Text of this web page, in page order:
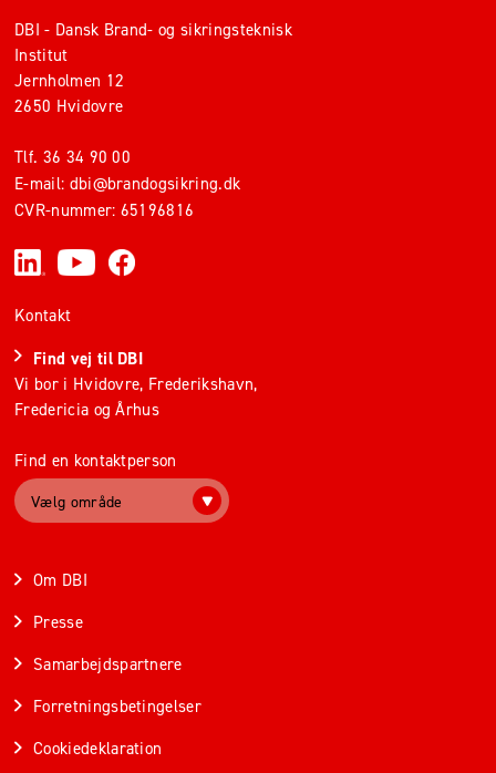
DBI - Dansk Brand- og sikringsteknisk
Institut
Jernholmen 12
2650 Hvidovre
Tlf. 36 34 90 00
E-mail: dbi@brandogsikring.dk
Kontakt
Find vej til DBI
Vi bor i Hvidovre, Frederikshavn,
Fredericia og Århus
Find en kontaktperson
Vælg område
Om DBI
Presse
Samarbejdspartnere
Forretningsbetingelser
Cookiedeklaration